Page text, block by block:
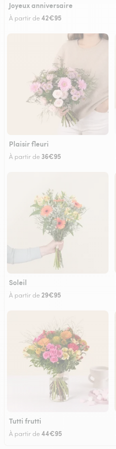
Joyeux anniversaire
À partir de42€95
Plaisir fleuri
À partir de 36€95
Soleil
À partir de 29€95
Tutti frutti
À partir de44€95